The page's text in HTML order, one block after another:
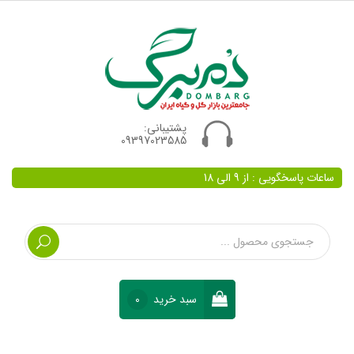
پشتیبانی:
09397023585
ساعات پاسخگویی : از 9 الی 18
سبد خرید 0